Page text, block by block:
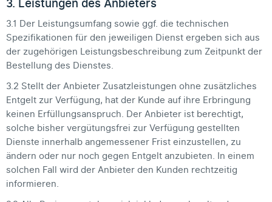
3. Leistungen des Anbieters
3.1 Der Leistungsumfang sowie ggf. die technischen
Spezifikationen für den jeweiligen Dienst ergeben sich aus
der zugehörigen Leistungsbeschreibung zum Zeitpunkt der
Bestellung des Dienstes.
3.2 Stellt der Anbieter Zusatzleistungen ohne zusätzliches
Entgelt zur Verfügung, hat der Kunde auf ihre Erbringung
keinen Erfüllungsanspruch. Der Anbieter ist berechtigt,
solche bisher vergütungsfrei zur Verfügung gestellten
Dienste innerhalb angemessener Frist einzustellen, zu
ändern oder nur noch gegen Entgelt anzubieten. In einem
solchen Fall wird der Anbieter den Kunden rechtzeitig
informieren.